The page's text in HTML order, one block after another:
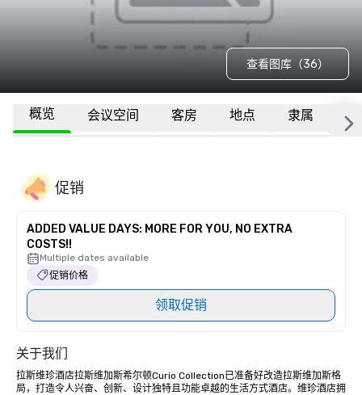
查看图库（36）
概览 会议空间 客房 地点 隶属 更
促销
ADDED VALUE DAYS: MORE FOR YOU, NO EXTRA
COSTS!!
Multiple dates available
促销价格
领取促销
关于我们
拉斯维珍酒店拉斯维加斯希尔顿Curio Collection已准备好改造拉斯维加斯格
局，打造令人兴奋、创新、设计独特且功能卓越的生活方式酒店。维珍酒店拥